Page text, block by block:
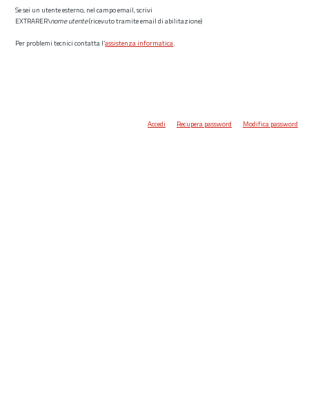
Se sei un utente esterno, nel campo email, scrivi
EXTRARER\nome utente(ricevuto tramite email di abilitazione)
Per problemi tecnici contatta l’assistenza informatica.
Accedi Recupera password Modifica password